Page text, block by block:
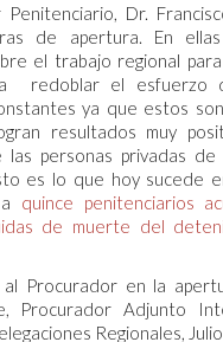
Penitenciario, Dr.
de apertura. En
el trabajo regional
redoblar el esfuerzo
ya que estos
resultados muy
las personas privadas de
es lo que hoy sucede
quince penitenciarios
de muerte del
al Procurador en la
Procurador Adjunto
Regionales,